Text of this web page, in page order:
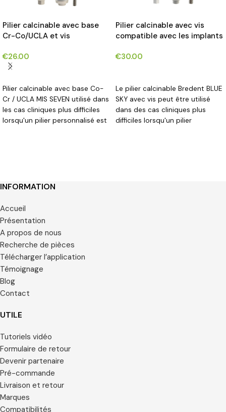
Pilier calcinable avec base
Cr-Co/UCLA et vis
MIS SEVEN®*
€26.00
CHOIX DES OPTIONS
Pilier calcinable avec base Co-
Cr / UCLA MIS SEVEN utilisé dans
les cas cliniques plus difficiles
lorsqu'un pilier personnalisé est
Pilier calcinable avec vis
compatible avec les implants
€30.00
Le pilier calcinable Bredent BLUE
SKY avec vis peut être utilisé
dans des cas cliniques plus
difficiles lorsqu'un pilier
INFORMATION
Accueil
Présentation
A propos de nous
Recherche de pièces
Télécharger l’application
Témoignage
Blog
Contact
UTILE
Tutoriels vidéo
Formulaire de retour
Devenir partenaire
Pré-commande
Livraison et retour
Marques
Compatibilités